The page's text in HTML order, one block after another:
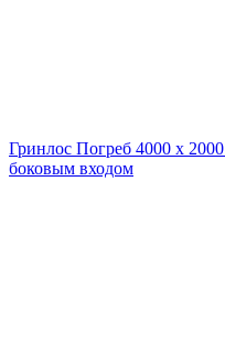
Гринлос Погреб 4000 х
боковым входом